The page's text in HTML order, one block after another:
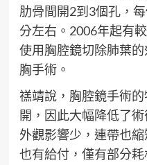
肋骨間開2到3個孔，
分左右。2006年起有
使用胸腔鏡切除肺葉
胸手術。
禚靖說，胸腔鏡手術
開，因此大幅降低了
外觀影響少，連帶也
也有給付，僅有部分